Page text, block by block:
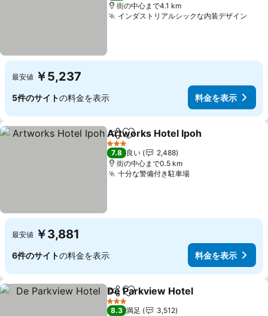
街の中心まで4.1 km
インダストリアルシックな内装デザイン
最安値 ￥5,237
5件のサイトの料金を表示 料金を表示
シェアお気に入りに追加
Artworks Hotel Ipoh
3 ホテルのランク
7.8 良い
2,488
街の中心まで0.5 km
十分な警備付き駐車場料金を表示
最安値 ￥3,881
6件のサイトの料金を表示 料金を表示
シェアお気に入りに追加
De Parkview Hotel
3 ホテルのランク
8.3 満足
3,512